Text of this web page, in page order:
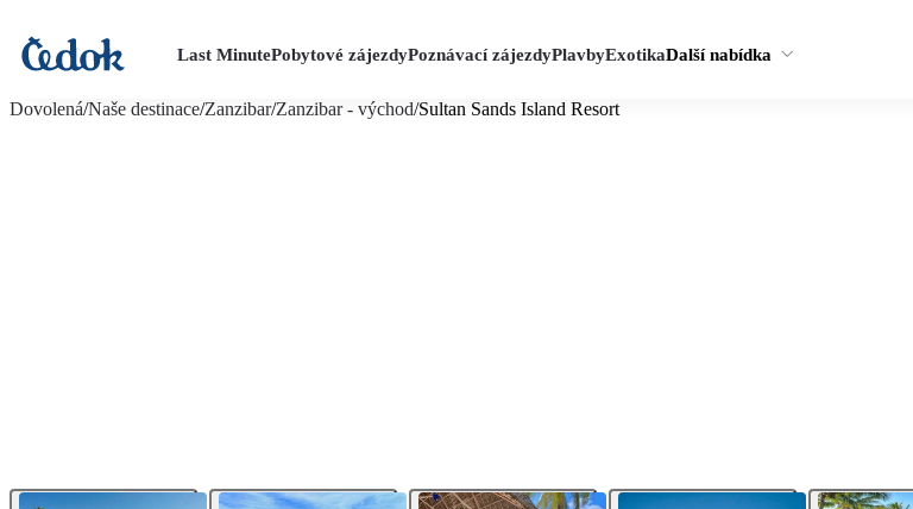
Last MinutePobytové zájezdyPoznávací zájezdyPlavbyExotikaDalší nabídka
Dovolená/Naše destinace/Zanzibar/Zanzibar - východ/Sultan Sands Island Resort